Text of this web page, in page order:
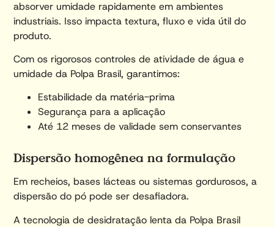
absorver umidade rapidamente em ambientes
industriais. Isso impacta textura, fluxo e vida útil do
produto.
Com os rigorosos controles de atividade de água e
umidade da Polpa Brasil, garantimos:
Estabilidade da matéria-prima
Segurança para a aplicação
Até 12 meses de validade sem conservantes
Dispersão homogênea na formulação
Em recheios, bases lácteas ou sistemas gordurosos, a
dispersão do pó pode ser desafiadora.
A tecnologia de desidratação lenta da Polpa Brasil